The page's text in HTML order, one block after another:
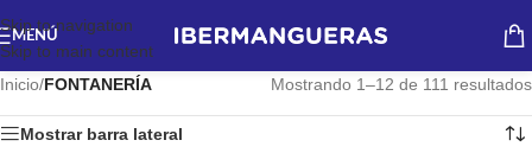
Skip to navigation
Skip to main content
MENÚ
Inicio/FONTANERÍA Mostrando 1–12 de 111 resultados
Mostrar barra lateral